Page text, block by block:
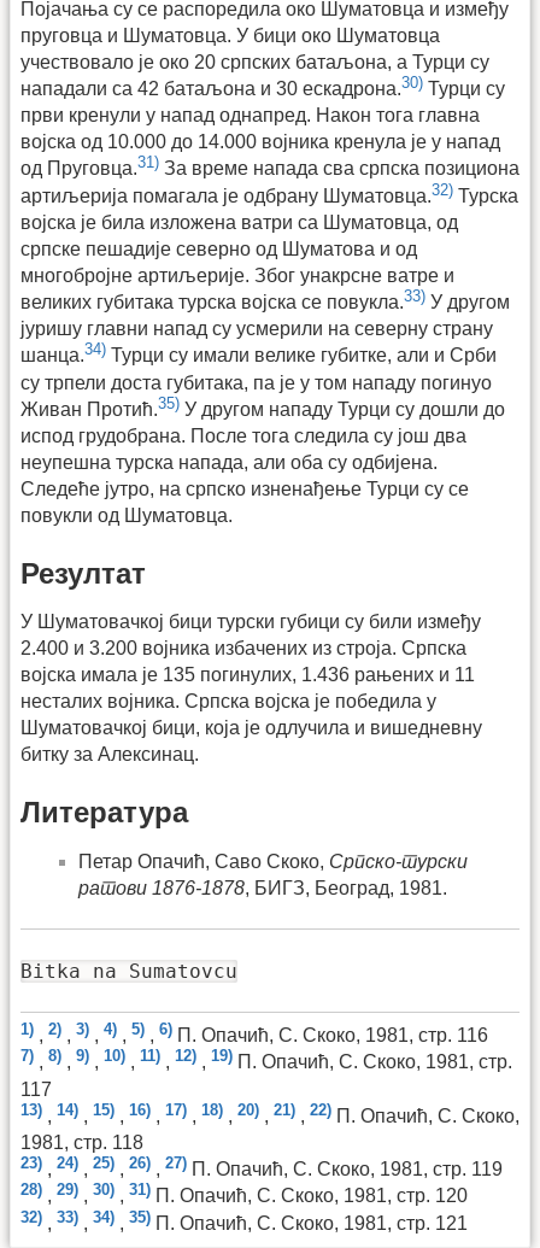
Појачања су се распоредила око Шуматовца и између
пруговца и Шуматовца. У бици око Шуматовца
учествовало је око 20 српских батаљона, а Турци су
нападали са 42 батаљона и 30 ескадрона.30) Турци су
први кренули у напад однапред. Након тога главна
војска од 10.000 до 14.000 војника кренула је у напад
од Пруговца.31) За време напада сва српска позициона
артиљерија помагала је одбрану Шуматовца.32) Турска
војска је била изложена ватри са Шуматовца, од
српске пешадије северно од Шуматова и од
многобројне артиљерије. Због унакрсне ватре и
великих губитака турска војска се повукла.33) У другом
јуришу главни напад су усмерили на северну страну
шанца.34) Турци су имали велике губитке, али и Срби
су трпели доста губитака, па је у том нападу погинуо
Живан Протић.35) У другом нападу Турци су дошли до
испод грудобрана. После тога следила су још два
неупешна турска напада, али оба су одбијена.
Следеће јутро, на српско изненађење Турци су се
повукли од Шуматовца.
Резултат
У Шуматовачкој бици турски губици су били између
2.400 и 3.200 војника избачених из строја. Српска
војска имала је 135 погинулих, 1.436 рањених и 11
несталих војника. Српска војска је победила у
Шуматовачкој бици, која је одлучила и вишедневну
битку за Алексинац.
Литература
Петар Опачић, Саво Скоко, Српско-турски
ратови 1876-1878, БИГЗ, Београд, 1981.
Bitka na Sumatovcu
1) , 2) , 3) , 4) , 5) , 6) П. Опачић, С. Скоко, 1981, стр. 116
7) , 8) , 9) , 10) , 11) , 12) , 19) П. Опачић, С. Скоко, 1981, стр.
117
13) , 14) , 15) , 16) , 17) , 18) , 20) , 21) , 22) П. Опачић, С. Скоко,
1981, стр. 118
23) , 24) , 25) , 26) , 27) П. Опачић, С. Скоко, 1981, стр. 119
28) , 29) , 30) , 31) П. Опачић, С. Скоко, 1981, стр. 120
32) , 33) , 34) , 35) П. Опачић, С. Скоко, 1981, стр. 121